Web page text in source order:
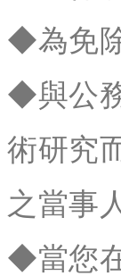
◆為免
◆與公
術研究
之當事
◆當您